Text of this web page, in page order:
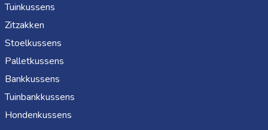
Tuinkussens
Zitzakken
Stoelkussens
Palletkussens
Bankkussens
Tuinbankkussens
Hondenkussens